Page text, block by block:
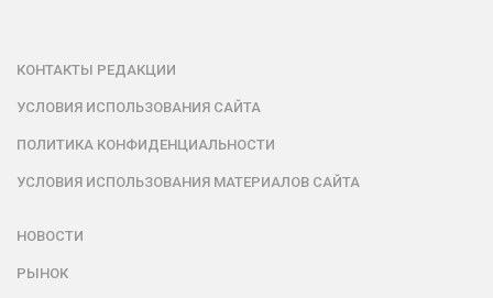
КОНТАКТЫ РЕДАКЦИИ
УСЛОВИЯ ИСПОЛЬЗОВАНИЯ САЙТА
ПОЛИТИКА КОНФИДЕНЦИАЛЬНОСТИ
УСЛОВИЯ ИСПОЛЬЗОВАНИЯ МАТЕРИАЛОВ САЙТА
НОВОСТИ
РЫНОК